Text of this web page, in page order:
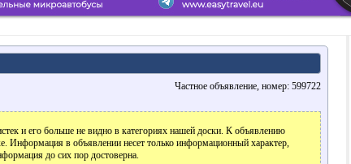
Частное объявление, номер: 599722
и его больше не видно в категориях нашей доски. К объявлению
Информация в объявлении несет только информационный характер,
до сих пор достоверна.